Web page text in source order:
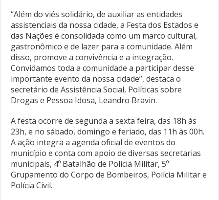
“Além do viés solidário, de auxiliar as entidades
assistenciais da nossa cidade, a Festa dos Estados e
das Nações é consolidada como um marco cultural,
gastronômico e de lazer para a comunidade. Além
disso, promove a convivência e a integração.
Convidamos toda a comunidade a participar desse
importante evento da nossa cidade”, destaca o
secretário de Assistência Social, Políticas sobre
Drogas e Pessoa Idosa, Leandro Bravin.
A festa ocorre de segunda a sexta feira, das 18h às
23h, e no sábado, domingo e feriado, das 11h às 00h.
A ação integra a agenda oficial de eventos do
município e conta com apoio de diversas secretarias
municipais, 4º Batalhão de Polícia Militar, 5º
Grupamento do Corpo de Bombeiros, Polícia Militar e
Polícia Civil.